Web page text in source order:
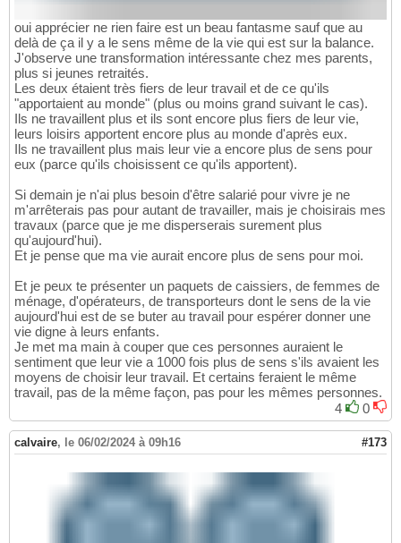
oui apprécier ne rien faire est un beau fantasme sauf que au
delà de ça il y a le sens même de la vie qui est sur la balance.
J'observe une transformation intéressante chez mes parents,
plus si jeunes retraités.
Les deux étaient très fiers de leur travail et de ce qu'ils
"apportaient au monde" (plus ou moins grand suivant le cas).
Ils ne travaillent plus et ils sont encore plus fiers de leur vie,
leurs loisirs apportent encore plus au monde d'après eux.
Ils ne travaillent plus mais leur vie a encore plus de sens pour
eux (parce qu'ils choisissent ce qu'ils apportent).
Si demain je n'ai plus besoin d'être salarié pour vivre je ne
m'arrêterais pas pour autant de travailler, mais je choisirais mes
travaux (parce que je me disperserais surement plus
qu'aujourd'hui).
Et je pense que ma vie aurait encore plus de sens pour moi.
Et je peux te présenter un paquets de caissiers, de femmes de
ménage, d'opérateurs, de transporteurs dont le sens de la vie
aujourd'hui est de se buter au travail pour espérer donner une
vie digne à leurs enfants.
Je met ma main à couper que ces personnes auraient le
sentiment que leur vie a 1000 fois plus de sens s'ils avaient les
moyens de choisir leur travail. Et certains feraient le même
travail, pas de la même façon, pas pour les mêmes personnes.
4
0
calvaire, le 06/02/2024 à 09h16 #173